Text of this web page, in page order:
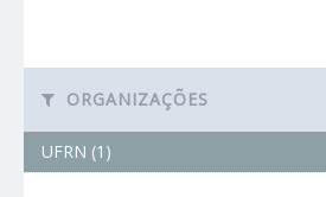
ORGANIZAÇÕES
UFRN (1)